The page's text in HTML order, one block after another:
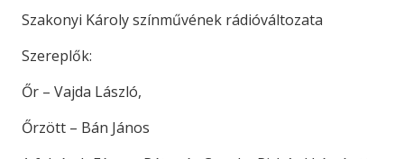
Szakonyi Károly színművének rádióváltozata
Szereplők:
Őr – Vajda László,
Őrzött – Bán János